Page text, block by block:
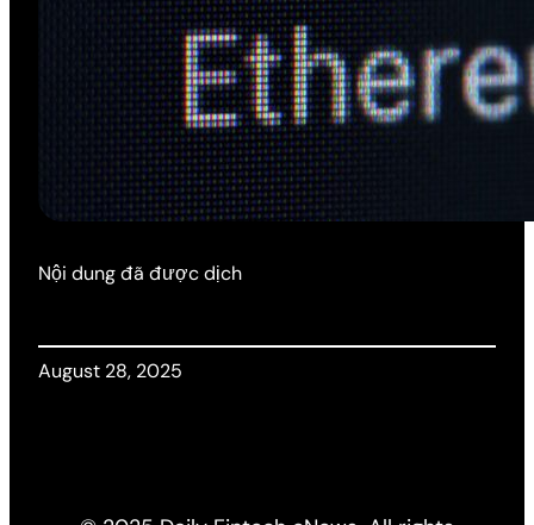
Nội dung đã được dịch
August 28, 2025